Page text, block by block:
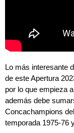
Lo más interesante
de este Apertura
por lo que empieza
además debe
Concachampions
temporada 1975-76
Finalmente,